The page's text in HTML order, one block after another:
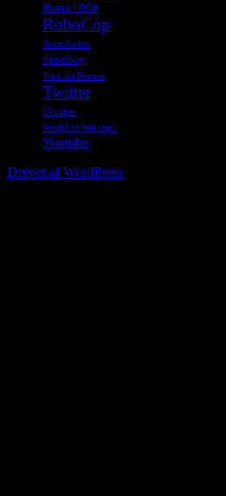
Rema 1000
RoboCop
Sexrobotter
Speedway
Tour de France
Twitter
Ukraine
World of Warcraft
Youtube
Drevet af WordPress